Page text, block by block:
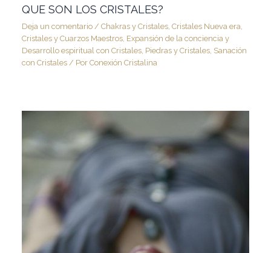
QUE SON LOS CRISTALES?
Deja un comentario /Chakras y Cristales,Cristales Nueva era,
Cristales y Cuarzos Maestros, Expansión de la conciencia y
Desarrollo espiritual con Cristales, Piedras y Cristales, Sanación
con Cristales / PorConexión Cristalina